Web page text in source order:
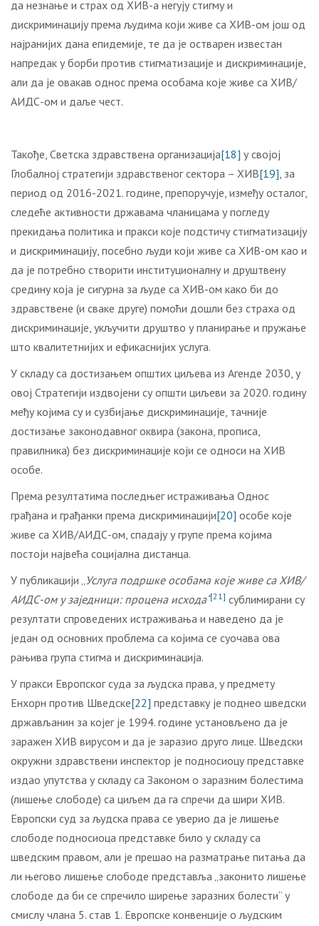
да незнање и страх од ХИВ-а негују стигму и
дискриминацију према људима који живе са ХИВ-ом још од
најранијих дана епидемије, те да је остварен известан
напредак у борби против стигматизације и дискриминације,
али да је овакав однос према особама које живе са ХИВ/
АИДС-ом и даље чест.
Такође, Светска здравствена организација[18] у својој
Глобалној стратегији здравственог сектора – ХИВ[19], за
период од 2016-2021. године, препоручује, између осталог,
следеће активности државама чланицама у погледу
прекидања политика и пракси које подстичу стигматизацију
и дискриминацију, посебно људи који живе са ХИВ-ом као и
да је потребно створити институционалну и друштвену
средину која је сигурна за људе са ХИВ-ом како би до
здравствене (и сваке друге) помоћи дошли без страха од
дискриминације, укључити друштво у планирање и пружање
што квалитетнијих и ефикаснијих услуга.
У складу са достизањем општих циљева из Агенде 2030, у
овој Стратегији издвојени су општи циљеви за 2020. годину
међу којима су и сузбијање дискриминације, тачније
достизање законодавног оквира (закона, прописа,
правилника) без дискриминације који се односи на ХИВ
особе.
Према резултатима последњег истраживања Однос
грађана и грађанки према дискриминацији[20] особе које
живе са ХИВ/АИДС-ом, спадају у групе према којима
постоји највећа социјална дистанца.
У публикацији „Услуга подршке особама које живе са ХИВ/
АИДС-ом у заједници: процена исхода“[21] сублимирани су
резултати спроведених истраживања и наведено да је
један од основних проблема са којима се суочава ова
рањива група стигма и дискриминација.
У пракси Европског суда за људска права, у предмету
Енхорн против Шведске[22] представку је поднео шведски
држављанин за којег је 1994. године установљено да је
заражен ХИВ вирусом и да је заразио друго лице. Шведски
окружни здравствени инспектор је подносиоцу представке
издао упутства у складу са Законом о заразним болестима
(лишење слободе) са циљем да га спречи да шири ХИВ.
Европски суд за људска права се уверио да је лишење
слободе подносиоца представке било у складу са
шведским правом, али је прешао на разматрање питања да
ли његово лишење слободе представља „законито лишење
слободе да би се спречило ширење заразних болести“ у
смислу члана 5. став 1. Европске конвенције о људским